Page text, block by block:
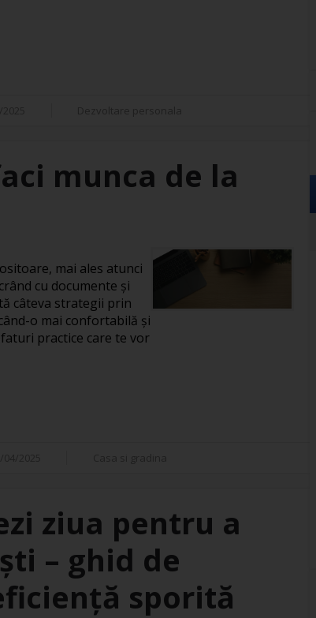
munca de la
mai ales atunci
cu documente și
câteva strategii prin
o mai confortabilă și
practice care te vor
ziua pentru a
– ghid de
sporită